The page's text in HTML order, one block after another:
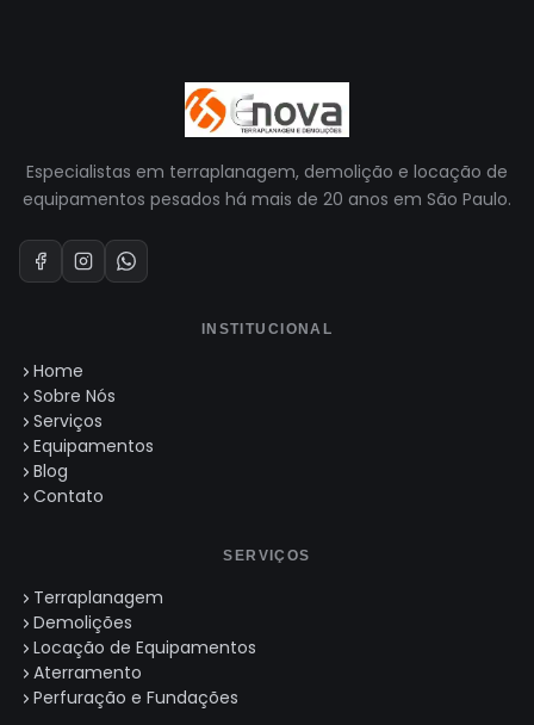
Especialistas em terraplanagem, demolição e locação de
equipamentos pesados há mais de 20 anos em São Paulo.
INSTITUCIONAL
Home
Sobre Nós
Serviços
Equipamentos
Blog
Contato
SERVIÇOS
Terraplanagem
Demolições
Locação de Equipamentos
Aterramento
Perfuração e Fundações